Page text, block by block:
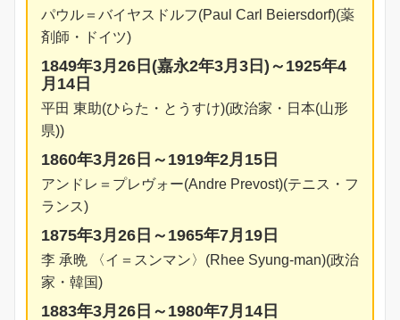
パウル＝バイヤスドルフ(Paul Carl Beiersdorf)(薬
剤師・ドイツ)
1849年3月26日(嘉永2年3月3日)～1925年4
月14日
平田 東助(ひらた・とうすけ)(政治家・日本(山形
県))
1860年3月26日～1919年2月15日
アンドレ＝プレヴォー(Andre Prevost)(テニス・フ
ランス)
1875年3月26日～1965年7月19日
李 承晩 〈イ＝スンマン〉(Rhee Syung-man)(政治
家・韓国)
1883年3月26日～1980年7月14日